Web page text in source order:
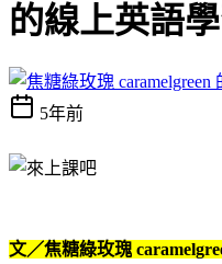
的線上英語
5年前
文／焦糖綠玫瑰